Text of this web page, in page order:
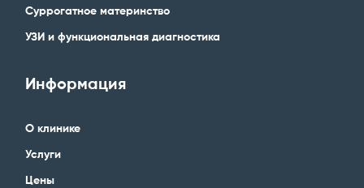
Суррогатное материнство
УЗИ и функциональная диагностика
Информация
О клинике
Услуги
Цены